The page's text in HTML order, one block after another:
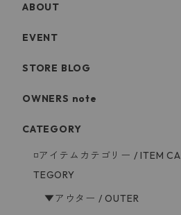
ABOUT
EVENT
STORE BLOG
OWNERS note
CATEGORY
◽️アイテムカテゴリー / ITEM CA
TEGORY
▼アウター / OUTER